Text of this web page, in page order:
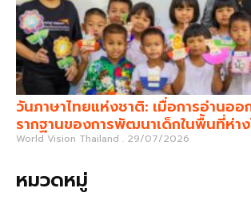
วันภาษาไทยแห่งชาติ: เมื่อการอ่านออ
รากฐานของการพัฒนาเด็กในพื้นที่ห่า
World Vision Thailand 29/07/2026
หมวดหมู่